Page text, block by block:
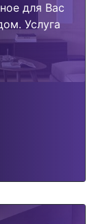
для Вас
Услуга